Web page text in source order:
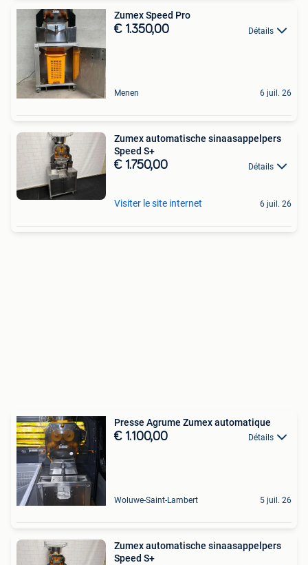
Zumex Speed Pro
€ 1.350,00 Détails
Menen 6 juil. 26
Zumex automatische sinaasappelpers
Speed S+
€ 1.750,00 Détails
Visiter le site internet 6 juil. 26
Presse Agrume Zumex automatique
€ 1.100,00 Détails
Woluwe-Saint-Lambert 5 juil. 26
Zumex automatische sinaasappelpers
Speed S+